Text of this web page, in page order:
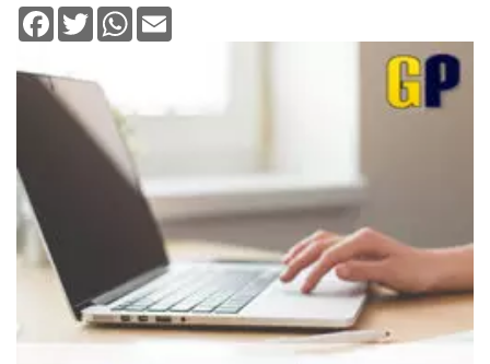
Facebook
TwitterWhatsApp